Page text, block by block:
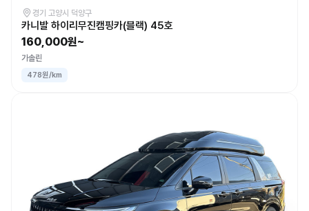
경기 고양시 덕양구
카니발 하이리무진캠핑카(블랙) 45호
160,000원~
가솔린
478원/km